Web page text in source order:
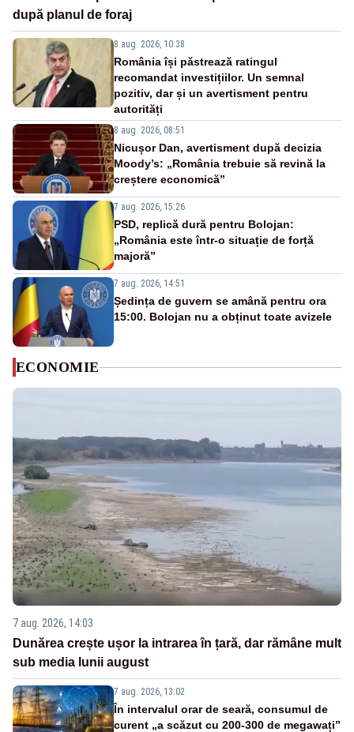
după planul de foraj
8 aug. 2026, 10:38
România își păstrează ratingul
recomandat investițiilor. Un semnal
pozitiv, dar și un avertisment pentru
autorități
8 aug. 2026, 08:51
Nicușor Dan, avertisment după decizia
Moody’s: „România trebuie să revină la
creștere economică”
7 aug. 2026, 15:26
PSD, replică dură pentru Bolojan:
„România este într-o situație de forță
majoră”
7 aug. 2026, 14:51
Ședința de guvern se amână pentru ora
15:00. Bolojan nu a obținut toate avizele
ECONOMIE
7 aug. 2026, 14:03
Dunărea crește ușor la intrarea în țară, dar rămâne mult
sub media lunii august
7 aug. 2026, 13:02
În intervalul orar de seară, consumul de
curent „a scăzut cu 200-300 de megawați”